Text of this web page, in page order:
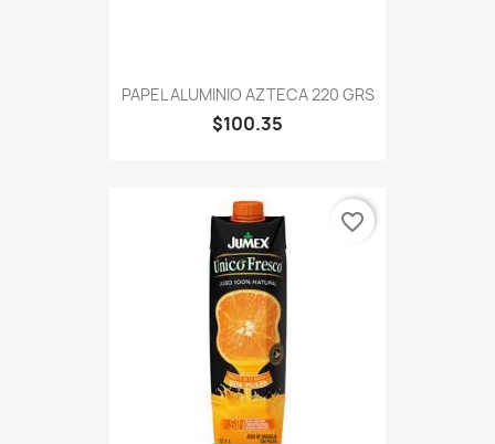
PAPEL ALUMINIO AZTECA 220 GRS
$100.35
favorite_border